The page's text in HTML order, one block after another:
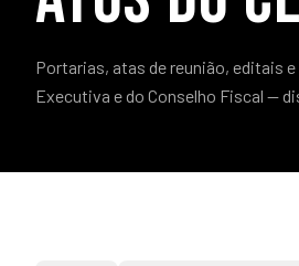
Portarias, atas de reunião, editais
Executiva e do Conselho Fiscal —